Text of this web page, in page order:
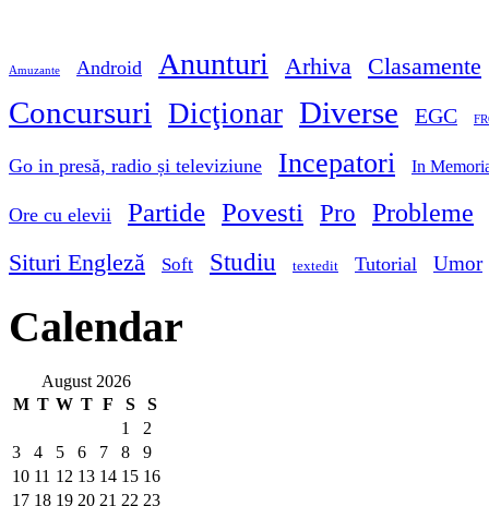
Amuzante Android Anunturi Arhiva Clasamente
Concursuri Dicţionar Diverse EGC
Go in presă, radio și televiziune Incepatori In
Ore cu elevii Partide Povesti Pro Probleme
Situri Engleză Soft Studiu textedit Tutorial Umor
Calendar
August 2026
M T W T F S
S
1
2
3
4 5 6 7 8
9
10 11 12 13 14 15 16
17 18 19 20 21 22 23